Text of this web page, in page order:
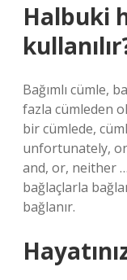
Halbuki
Bağımlı cümle,
fazla cümleden
bir cümlede,
unfortunately,
and, or, neither
bağlaçlarla
bağlanır.